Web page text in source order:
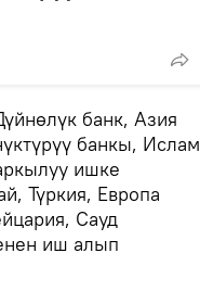
банк, Азия
банкы, Ислам
ишке
Түркия, Европа
Сауд
иш алып